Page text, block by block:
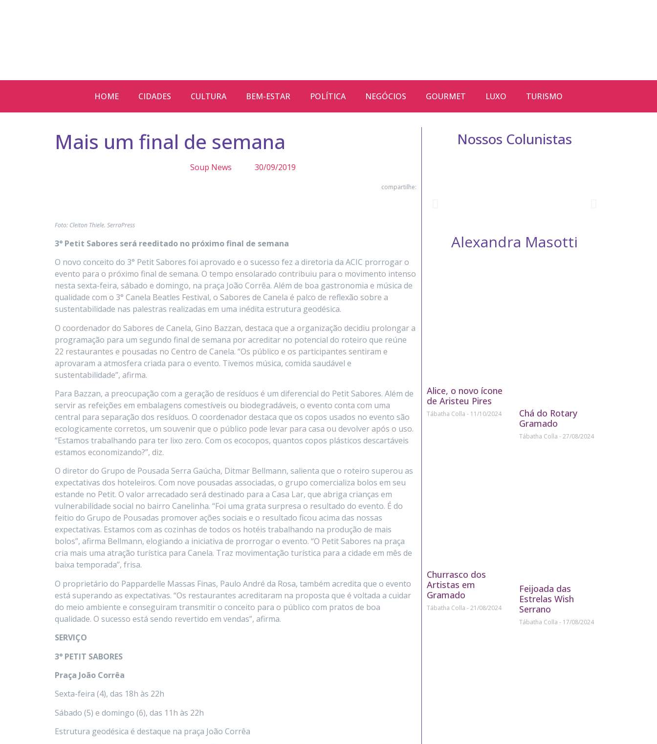
HOME CIDADES CULTURA BEM-ESTAR POLÍTICA NEGÓCIOS GOURMET LUXO TURISMO
Mais um final de semana
Soup News 30/09/2019
compartilhe:
Foto: Cleiton Thiele. SerraPress
3° Petit Sabores será reeditado no próximo final de semana
O novo conceito do 3° Petit Sabores foi aprovado e o sucesso fez a diretoria da ACIC prorrogar o
evento para o próximo final de semana. O tempo ensolarado contribuiu para o movimento intenso
nesta sexta-feira, sábado e domingo, na praça João Corrêa. Além de boa gastronomia e música de
qualidade com o 3° Canela Beatles Festival, o Sabores de Canela é palco de reflexão sobre a
sustentabilidade nas palestras realizadas em uma inédita estrutura geodésica.
O coordenador do Sabores de Canela, Gino Bazzan, destaca que a organização decidiu prolongar a
programação para um segundo final de semana por acreditar no potencial do roteiro que reúne
22 restaurantes e pousadas no Centro de Canela. “Os público e os participantes sentiram e
aprovaram a atmosfera criada para o evento. Tivemos música, comida saudável e
sustentabilidade”, afirma.
Para Bazzan, a preocupação com a geração de resíduos é um diferencial do Petit Sabores. Além de
servir as refeições em embalagens comestíveis ou biodegradáveis, o evento conta com uma
central para separação dos resíduos. O coordenador destaca que os copos usados no evento são
ecologicamente corretos, um souvenir que o público pode levar para casa ou devolver após o uso.
“Estamos trabalhando para ter lixo zero. Com os ecocopos, quantos copos plásticos descartáveis
estamos economizando?”, diz.
O diretor do Grupo de Pousada Serra Gaúcha, Ditmar Bellmann, salienta que o roteiro superou as
expectativas dos hoteleiros. Com nove pousadas associadas, o grupo comercializa bolos em seu
estande no Petit. O valor arrecadado será destinado para a Casa Lar, que abriga crianças em
vulnerabilidade social no bairro Canelinha. “Foi uma grata surpresa o resultado do evento. É do
feitio do Grupo de Pousadas promover ações sociais e o resultado ficou acima das nossas
expectativas. Estamos com as cozinhas de todos os hotéis trabalhando na produção de mais
bolos”, afirma Bellmann, elogiando a iniciativa de prorrogar o evento. “O Petit Sabores na praça
cria mais uma atração turística para Canela. Traz movimentação turística para a cidade em mês de
baixa temporada”, frisa.
O proprietário do Pappardelle Massas Finas, Paulo André da Rosa, também acredita que o evento
está superando as expectativas. “Os restaurantes acreditaram na proposta que é voltada a cuidar
do meio ambiente e conseguiram transmitir o conceito para o público com pratos de boa
qualidade. O sucesso está sendo revertido em vendas”, afirma.
SERVIÇO
3° PETIT SABORES
Praça João Corrêa
Sexta-feira (4), das 18h às 22h
Sábado (5) e domingo (6), das 11h às 22h
Estrutura geodésica é destaque na praça João Corrêa
Nossos Colunistas
Alexandra Masotti
Alice, o novo ícone
de Aristeu Pires
Tábatha Colla 11/10/2024
Chá do Rotary
Gramado
Tábatha Colla 27/08/2024
Churrasco dos
Artistas em
Gramado
Tábatha Colla 21/08/2024
Feijoada das
Estrelas Wish
Serrano
Tábatha Colla 17/08/2024